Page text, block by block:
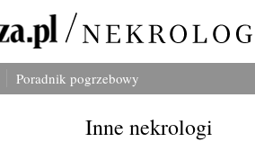
Poradnik pogrzebowy
Inne nekrologi